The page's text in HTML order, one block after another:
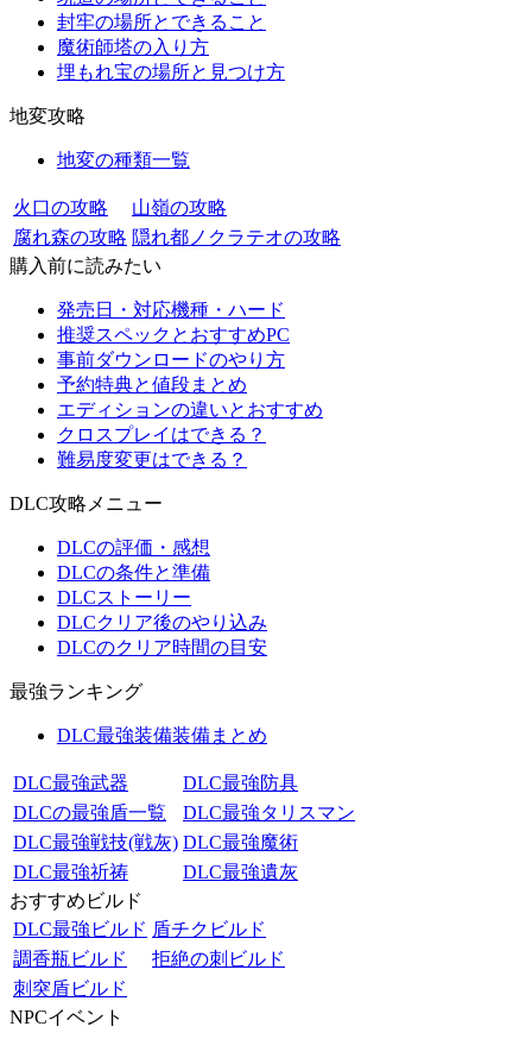
封牢の場所とできること
魔術師塔の入り方
埋もれ宝の場所と見つけ方
地変攻略
地変の種類一覧
火口の攻略
山嶺の攻略
腐れ森の攻略 隠れ都ノクラテオの攻略
購入前に読みたい
発売日・対応機種・ハード
推奨スペックとおすすめPC
事前ダウンロードのやり方
予約特典と値段まとめ
エディションの違いとおすすめ
クロスプレイはできる？
難易度変更はできる？
DLC攻略メニュー
DLCの評価・感想
DLCの条件と準備
DLCストーリー
DLCクリア後のやり込み
DLCのクリア時間の目安
最強ランキング
DLC最強装備装備まとめ
DLC最強武器
DLC最強防具
DLCの最強盾一覧
DLC最強タリスマン
DLC最強戦技(戦灰) DLC最強魔術
DLC最強祈祷
DLC最強遺灰
おすすめビルド
DLC最強ビルド 盾チクビルド
調香瓶ビルド
拒絶の刺ビルド
刺突盾ビルド
NPCイベント